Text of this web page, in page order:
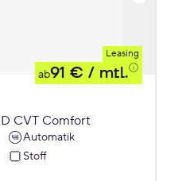
Leasing
ab91 € / mtl.
CVT Comfort
Automatik
Stoff